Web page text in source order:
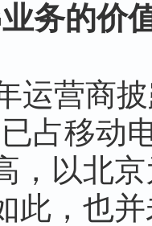
业务的价
运营商
占移动
，以北
此，也